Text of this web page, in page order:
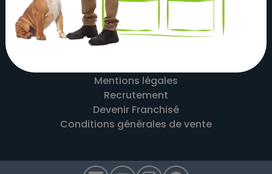
À propos
Actualités
Nos magasins
Mentions légales
Recrutement
Devenir Franchisé
Conditions générales de vente